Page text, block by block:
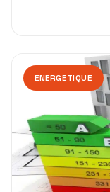
ENERGETIQUE